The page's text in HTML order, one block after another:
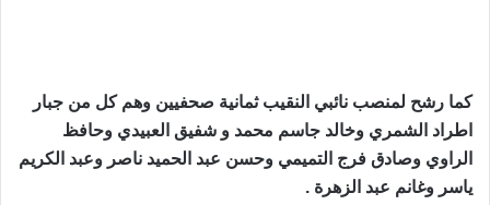
كما رشح لمنصب نائبي النقيب ثمانية صحفيين وهم كل من جبار
اطراد الشمري وخالد جاسم محمد و شفيق العبيدي وحافظ
الراوي وصادق فرج التميمي وحسن عبد الحميد ناصر وعبد الكريم
ياسر وغانم عبد الزهرة .